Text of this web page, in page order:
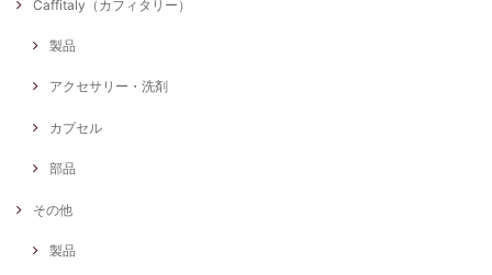
Caffitaly（カフィタリー）
製品
アクセサリー・洗剤
カプセル
部品
その他
製品